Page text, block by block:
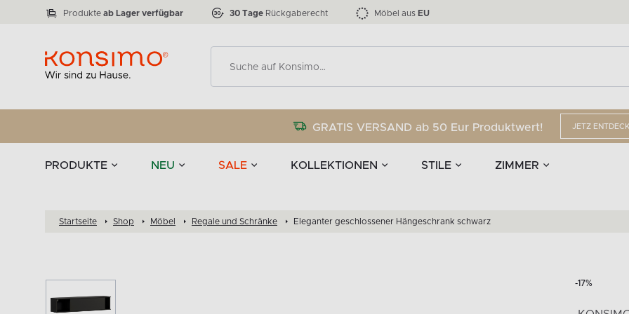
Produkte ab Lager verfügbar 30 Tage Rückgaberecht Möbel aus EU
GRATIS VERSAND ab 50 Eur Produktwert! JETZ
PRODUKTE NEU SALE KOLLEKTIONEN STILE ZIMMER
Tischgeschirr und Accessoires
zu 50 % Die LOFTY-Möbelkollektion bis zu 34 %
VICTO Anzahl der Produkte:77 EPIRI Anzahl der Produkte:
ELEGANT Anzahl der Produkte:888 TEENS Anzahl der Produkte:
Tischlampen
Startseite Shop Möbel Regale und Schränke Eleganter geschlossener Hängeschrank schwarz
-17%